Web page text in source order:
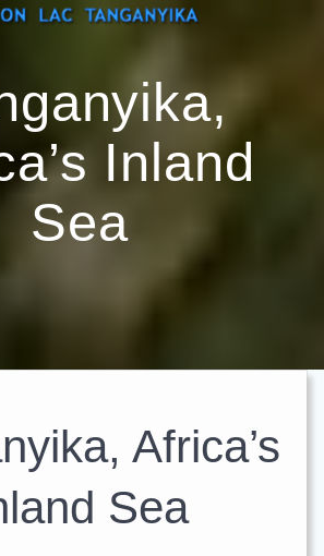
Passer
Inland
Sea
Africa’s
Sea